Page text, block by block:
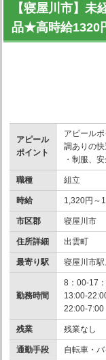
【寝屋川市】
品★高時給1320
アピール
ポイント
アピール
調ありの
・制服、
職種 組立
時給 1,320円～
市区郡 寝屋川市
住所詳細 出雲町
最寄り駅 寝屋川市
勤務時間
8：00-17
13:00-
22:00-7:00
残業 残業なし
通勤手段
自転車・